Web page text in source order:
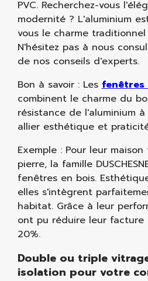
PVC. Recherchez-vous
modernité ? L'aluminium
vous le charme traditionnel
N'hésitez pas à nous
de nos conseils d'experts.
Bon à savoir : Lesfenêtres
combinent le charme du
résistance de l'aluminium
allier esthétique et
Exemple : Pour leur
pierre, la famille
fenêtres en bois.
elles s'intègrent
habitat. Grâce à leur
ont pu réduire leur
20%.
Double ou triple
isolation pour votre